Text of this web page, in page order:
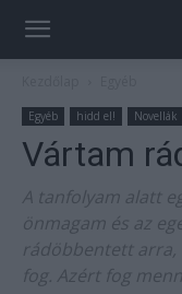
Egyéb hidd el! Novellák
Vártam
A tanfolyam alatt
önmagam és az
rádöbbentett arra,
fog. Azért fog